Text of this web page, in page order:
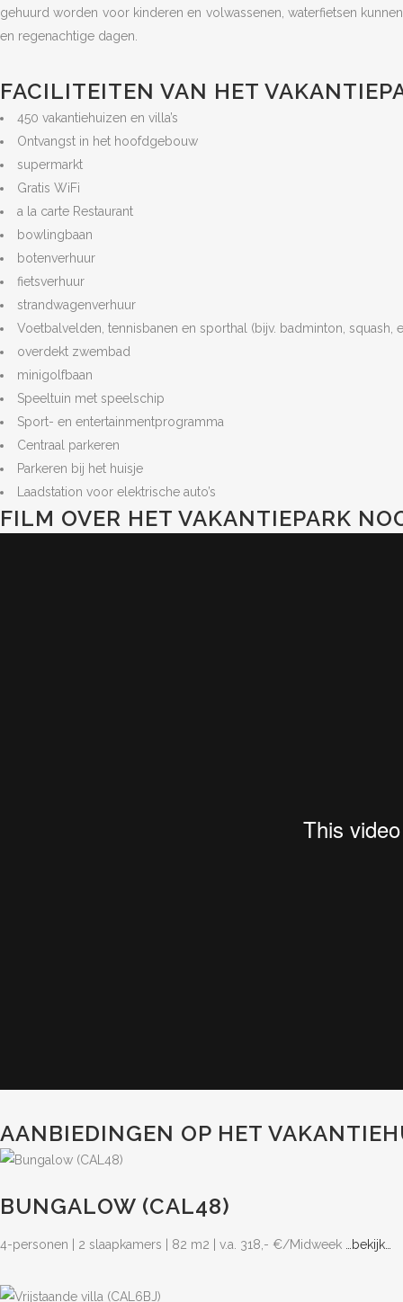
gehuurd worden voor kinderen en volwassenen, waterfietsen
en regenachtige dagen.
FACILITEITEN VAN HET
450 vakantiehuizen en villa’s
Ontvangst in het hoofdgebouw
supermarkt
Gratis WiFi
a la carte Restaurant
bowlingbaan
botenverhuur
fietsverhuur
strandwagenverhuur
Voetbalvelden, tennisbanen en sporthal (bijv. badminton, squash,
overdekt zwembad
minigolfbaan
Speeltuin met speelschip
Sport- en entertainmentprogramma
Centraal parkeren
Parkeren bij het huisje
Laadstation voor elektrische auto’s
FILM OVER HET VAKANTIEPARK
AANBIEDINGEN OP HET
BUNGALOW (CAL48)
4-personen | 2 slaapkamers | 82 m2 | v.a. 318,- €/Midweek …bekijk…